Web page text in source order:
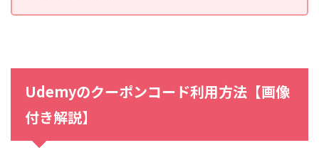
Udemyのクーポンコード利用方法【画像
付き解説】